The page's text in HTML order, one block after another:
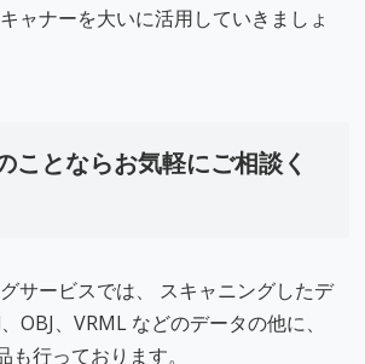
ャナーを大いに活用していきましょ
ことならお気軽にご相談く
サービスでは、 スキャニングしたデ
OBJ、VRML などのデータの他に、
行っております。